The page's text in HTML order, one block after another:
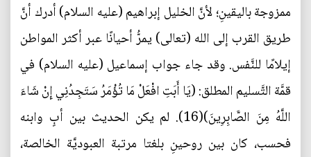
ممزوجة باليقينِ؛ لأنَّ الخليل إبراهيم (عليه السلام) أدرك أنَّ
طريق القرب إلى الله (تعالى) يمرُّ أحيانًا عبر أكثر المواطن
إيلامًا للنَّفس. وقد جاء جواب إسماعيل (عليه السلام) في
قمَّة التَّسليم المطلق: (يَا أَبَتِ افْعَلْ مَا تُؤْمَرُ سَتَجِدُنِي إِنْ شَاءَ
اللَّهُ مِنَ الصَّابِرِينَ)(16). لم يكن الحديث بين أبٍ وابنه
فحسب، كان بين روحينِ بلغتا مرتبة العبوديَّة الخالصة،